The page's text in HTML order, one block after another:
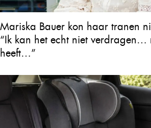
Mariska Bauer kon haar tranen
“Ik kan het echt niet
heeft…”